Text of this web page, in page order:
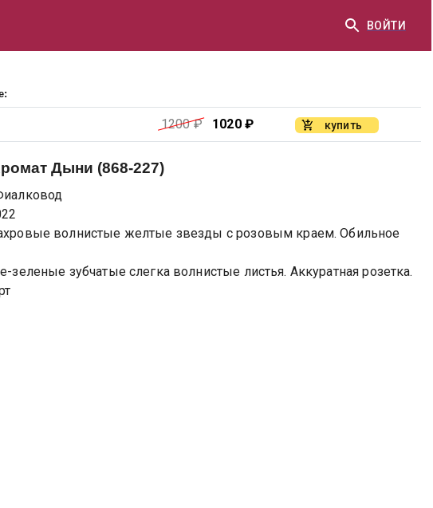
ВОЙТИ
1200₽ 1020₽ купить
Дыни (868-227)
волнистые желтые звезды с розовым краем. Обильное
зеленые зубчатые слегка волнистые листья. Аккуратная розетка.